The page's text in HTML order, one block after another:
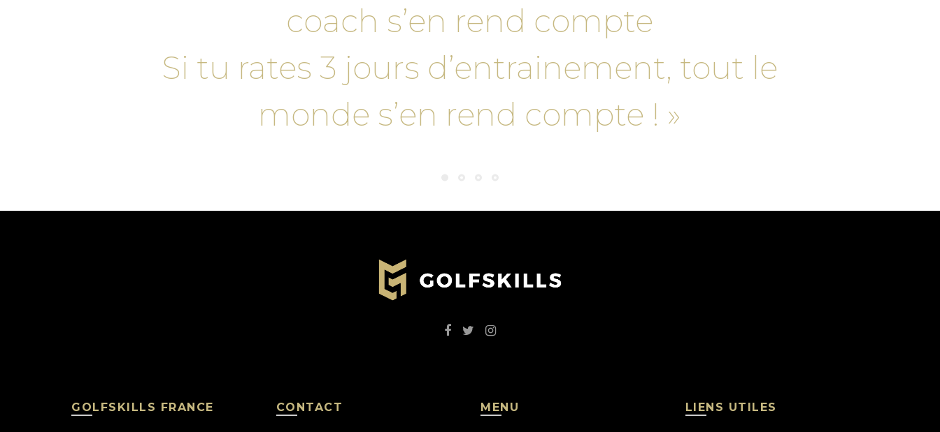
coach s’en rend compte
Si tu rates 3 jours d’entrainement, tout le
monde s’en rend compte ! »
GOLFSKILLS FRANCE CONTACT MENU LIENS UTILES